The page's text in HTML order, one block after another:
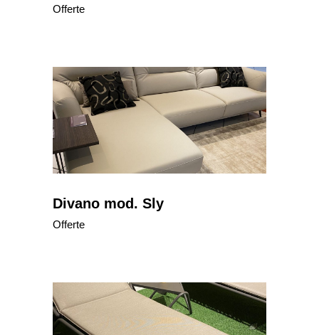
Offerte
Divano mod. Sly
Offerte